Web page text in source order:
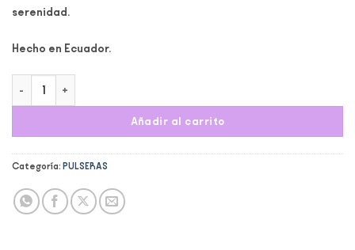
serenidad.
Hecho en Ecuador.
Pulsera Lapislázuli cantidad
Añadir al carrito
Categoría: PULSERAS